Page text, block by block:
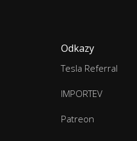
Odkazy
Tesla Referral
IMPORTEV
Patreon